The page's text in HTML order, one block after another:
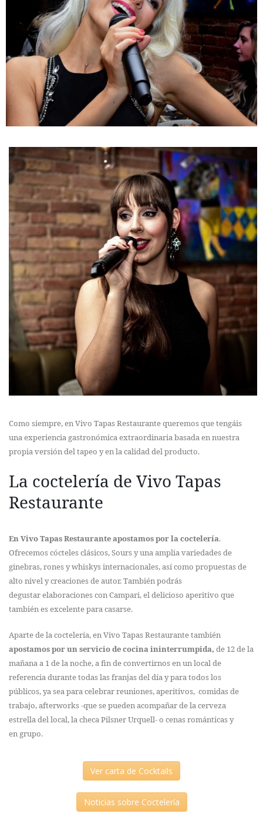
Como siempre, en Vivo Tapas Restaurante queremos que tengáis
una experiencia gastronómica extraordinaria basada en nuestra
propia versión del tapeo y en la calidad del producto.
La coctelería de Vivo Tapas
Restaurante
En Vivo Tapas Restaurante apostamos por la coctelería.
Ofrecemos cócteles clásicos, Sours y una amplia variedades de
ginebras, rones y whiskys internacionales, así como propuestas de
alto nivel y creaciones de autor. También podrás
degustar elaboraciones con Campari, el delicioso aperitivo que
también es excelente para casarse.
Aparte de la coctelería, en Vivo Tapas Restaurante también
apostamos por un servicio de cocina ininterrumpida, de 12 de la
mañana a 1 de la noche, a fin de convertirnos en un local de
referencia durante todas las franjas del día y para todos los
públicos, ya sea para celebrar reuniones, aperitivos, comidas de
trabajo, afterworks -que se pueden acompañar de la cerveza
estrella del local, la checa Pilsner Urquell- o cenas románticas y
en grupo.
Ver carta de Cocktails
Noticias sobre Coctelería